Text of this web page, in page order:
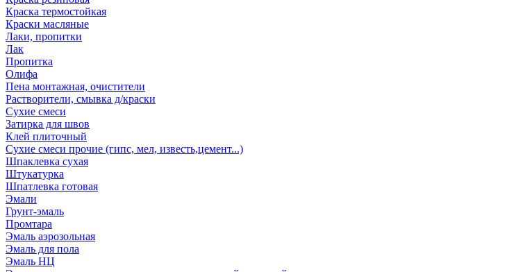
Краска термостойкая
Краски масляные
Лаки, пропитки
Лак
Пропитка
Олифа
Пена монтажная, очистители
Растворители, смывка д/краски
Сухие смеси
Затирка для швов
Клей плиточный
Сухие смеси прочие (гипс, мел, известь,цемент...)
Шпаклевка сухая
Штукатурка
Шпатлевка готовая
Эмали
Грунт-эмаль
Промтара
Эмаль аэрозольная
Эмаль для пола
Эмаль НЦ